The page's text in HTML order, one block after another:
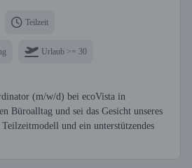
Teilzeit
Urlaub >= 30
(m/w/d) bei ecoVista in
Büroalltag und sei das Gesicht unseres
und ein unterstützendes